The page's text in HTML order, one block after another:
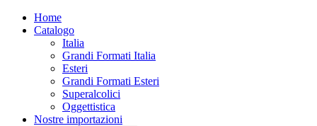
Home
Catalogo
Italia
Grandi Formati Italia
Esteri
Grandi Formati Esteri
Superalcolici
Oggettistica
Nostre importazioni